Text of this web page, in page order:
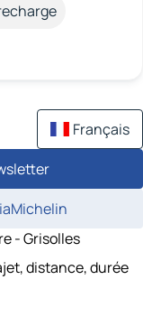
Français
- Grisolles
distance, durée